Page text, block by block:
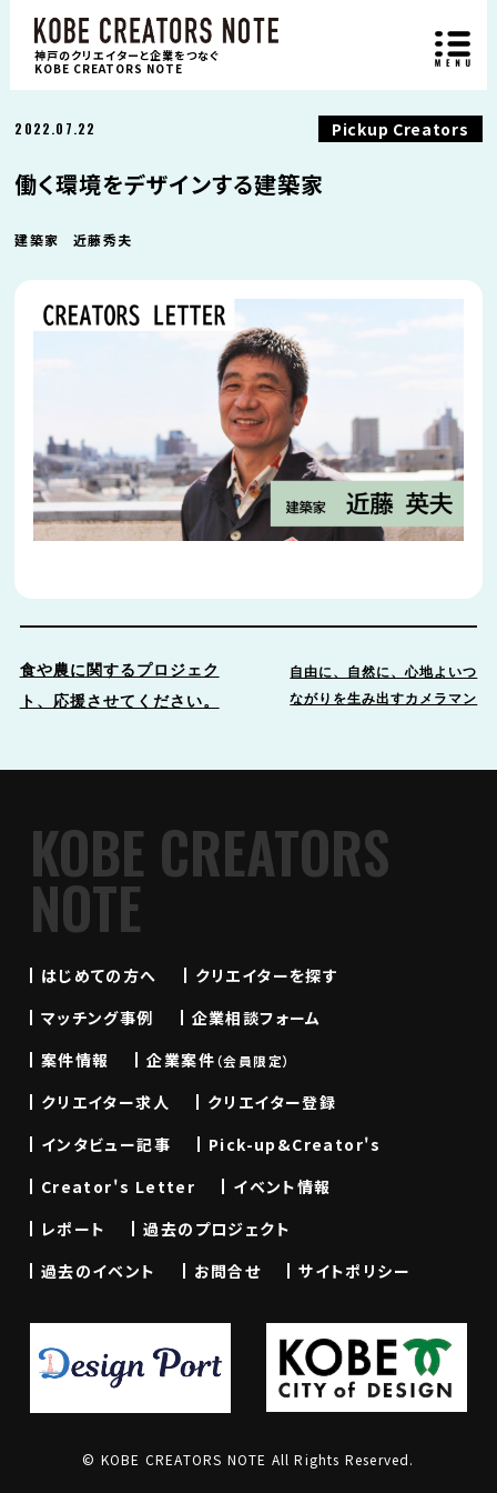
神戸のクリエイターと企業をつなぐ
KOBE CREATORS NOTE
Pickup Creators
2022.07.22
働く環境をデザインする建築家
建築家 近藤秀夫
食や農に関するプロジェク
ト、応援させてください。
自由に、自然に、心地よいつ
ながりを生み出すカメラマン
KOBE CREATORS
NOTE
はじめての方へ
クリエイターを探す
マッチング事例
企業相談フォーム
案件情報
企業案件（会員限定）
クリエイター求人
クリエイター登録
インタビュー記事
Pick-up&Creator's
Creator's Letter
イベント情報
レポート
過去のプロジェクト
過去のイベント
お問合せ サイトポリシー
© KOBE CREATORS NOTE All Rights Reserved.